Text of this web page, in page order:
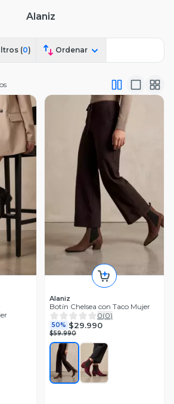
Alaniz
(0) Ordenar
Alaniz
Botín Chelsea con Taco Mujer
0(0)
50% $29.990
$59.990